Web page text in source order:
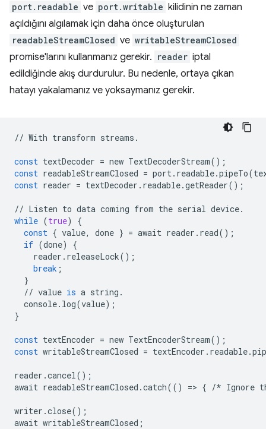
port.readable ve port.writable kilidinin ne zaman
açıldığını algılamak için daha önce oluşturulan
readableStreamClosed ve writableStreamClosed
promise'larını kullanmanız gerekir. reader iptal
edildiğinde akış durdurulur. Bu nedenle, ortaya çıkan
hatayı yakalamanız ve yoksaymanız gerekir.
// With transform streams .
const textDecoder = new TextDecoderStream();
const readableStreamClosed = port. readable.pipeTo(
const reader = textDecoder . readable.getReader();
// Listen to data coming from the serial device.
while (true)
{
const { value, done } = await reader . read();
if (done)
{
reader . releaseLock();
break ;
}
// value is a string .
console. log(value);
}
const textEncoder = new TextEncoderStream();
const writableStreamClosed = textEncoder . readable.
reader .cancel();
await readableStreamClosed .catch(() => { /* Ignore
writer .close();
await writableStreamClosed ;